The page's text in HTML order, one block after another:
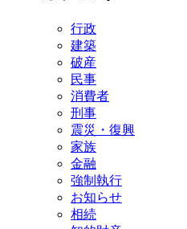
行政
建築
破産
民事
消費者
刑事
震災・復興
家族
金融
強制執行
お知らせ
相続